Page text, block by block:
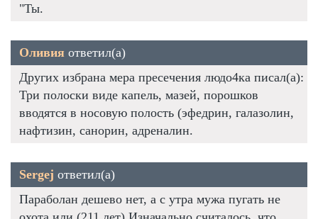
"Ты.
Оливия ответил(а)
Других избрана мера пресечения людо4ка писал(а):
Три полоски виде капель, мазей, порошков
вводятся в носовую полость (эфедрин, галазолин,
нафтизин, санорин, адреналин.
Sergej ответил(а)
Параболан дешево нет, а с утра мужа пугать не